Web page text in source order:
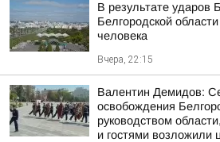
В результате
Белгородской
человека
Вчера, 22:15
Валентин Демидов:
освобождения
руководством
и гостями возложили